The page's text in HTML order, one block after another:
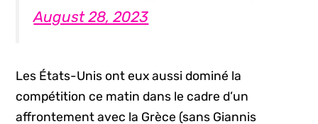
August 28, 2023
Les États-Unis ont eux aussi dominé la
compétition ce matin dans le cadre d’un
affrontement avec la Grèce (sans Giannis